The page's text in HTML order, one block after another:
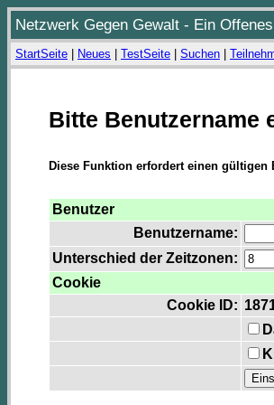
Netzwerk Gegen Gewalt - Ein
StartSeite Neues TestSeite Suchen
Bitte Benutzername
Diese Funktion erfordert einen gültigen
Benutzer
Benutzername:
Unterschied der Zeitzonen:
Cookie
Cookie ID: